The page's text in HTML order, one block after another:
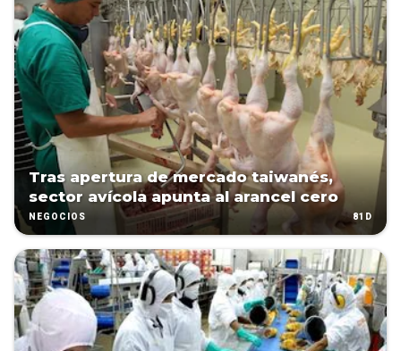
Tras apertura de mercado taiwanés,
sector avícola apunta al arancel cero
NEGOCIOS 81D